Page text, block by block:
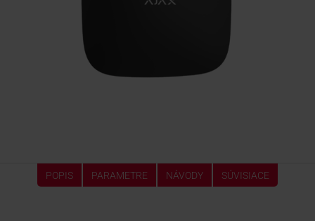
POPIS PARAMETRE NÁVODY SÚVISIACE